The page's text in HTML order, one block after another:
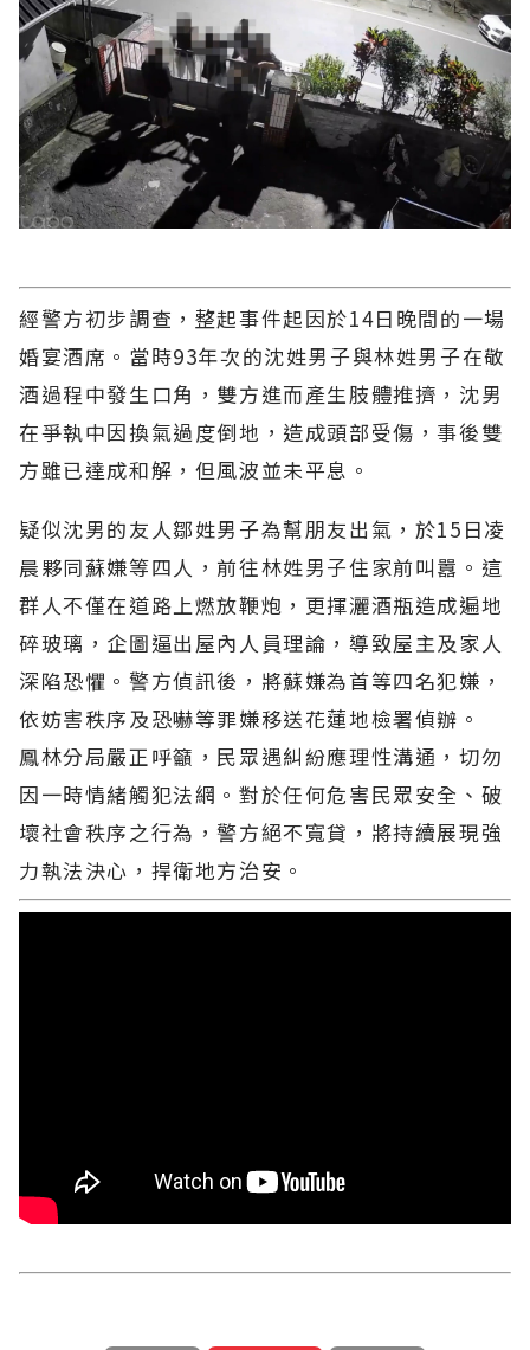
經警方初步調查，整起事件起因於14日晚間的一場
婚宴酒席。當時93年次的沈姓男子與林姓男子在敬
酒過程中發生口角，雙方進而產生肢體推擠，沈男
在爭執中因換氣過度倒地，造成頭部受傷，事後雙
方雖已達成和解，但風波並未平息。
疑似沈男的友人鄒姓男子為幫朋友出氣，於15日凌
晨夥同蘇嫌等四人，前往林姓男子住家前叫囂。這
群人不僅在道路上燃放鞭炮，更揮灑酒瓶造成遍地
碎玻璃，企圖逼出屋內人員理論，導致屋主及家人
深陷恐懼。警方偵訊後，將蘇嫌為首等四名犯嫌，
依妨害秩序及恐嚇等罪嫌移送花蓮地檢署偵辦。
鳳林分局嚴正呼籲，民眾遇糾紛應理性溝通，切勿
因一時情緒觸犯法網。對於任何危害民眾安全、破
壞社會秩序之行為，警方絕不寬貸，將持續展現強
力執法決心，捍衛地方治安。